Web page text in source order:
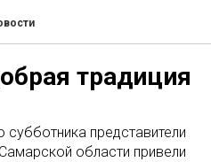
традиция
представители
области привели